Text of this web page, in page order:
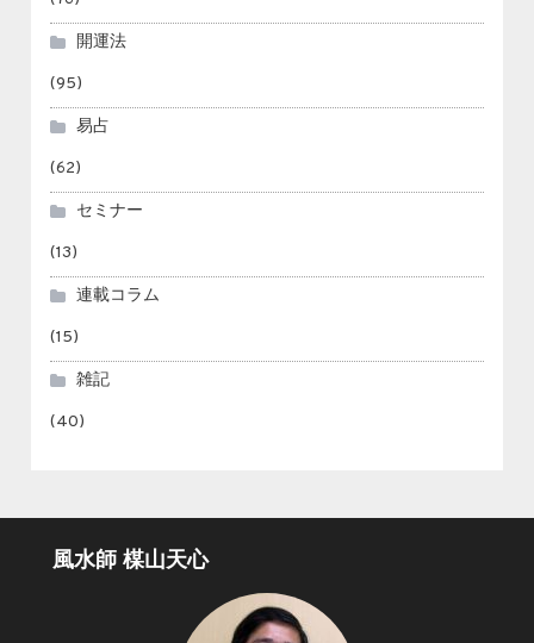
開運法
(95)
易占
(62)
セミナー
(13)
連載コラム
(15)
雑記
(40)
風水師 楳山天心